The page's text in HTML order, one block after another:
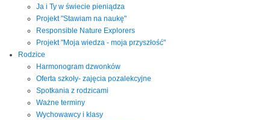
Ja i Ty w świecie pieniądza
Projekt "Stawiam na naukę"
Responsible Nature Explorers
Projekt "Moja wiedza - moja przyszłość"
Rodzice
Harmonogram dzwonków
Oferta szkoły- zajęcia pozalekcyjne
Spotkania z rodzicami
Ważne terminy
Wychowawcy i klasy